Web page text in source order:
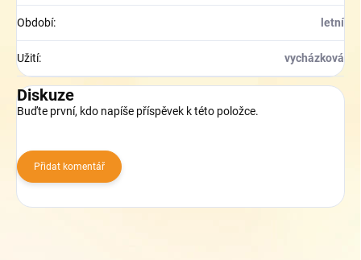
Období: letní
Užití: vycházková
Diskuze
Buďte první, kdo napíše příspěvek k této položce.
Přidat komentář